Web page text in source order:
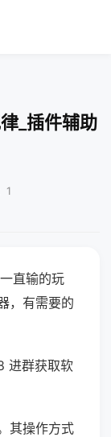
_插件辅助
1
直输的玩
，有需要的
进群获取软
其操作方式